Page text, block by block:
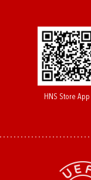
HNS Store App